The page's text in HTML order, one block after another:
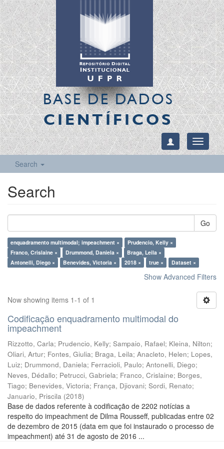
BASE DE DADOS
CIENTÍFICOS
Toggle
Search
Search
Go
enquadramento multimodal; impeachment ×
Prudencio, Kelly ×
Franco, Crislaine ×
Drummond, Daniela ×
Braga, Leila ×
Antonelli, Diego ×
Benevides, Victoria × 2018 × true × Dataset ×
Show Advanced Filters
Now showing items 1-1 of 1
Codificação enquadramento multimodal do
impeachment
Rizzotto, Carla; Prudencio, Kelly; Sampaio, Rafael; Kleina, Nilton;
Oliari, Artur; Fontes, Giulia; Braga, Leila; Anacleto, Helen; Lopes,
Luiz; Drummond, Daniela; Ferracioli, Paulo; Antonelli, Diego;
Neves, Dédallo; Petrucci, Gabriela; Franco, Crislaine; Borges,
Tiago; Benevides, Victoria; França, Djiovani; Sordi, Renato;
Januario, Priscila (2018)
Base de dados referente à codificação de 2202 notícias a
respeito do impeachment de Dilma Rousseff, publicadas entre 02
de dezembro de 2015 (data em que foi instaurado o processo de
impeachment) até 31 de agosto de 2016 ...